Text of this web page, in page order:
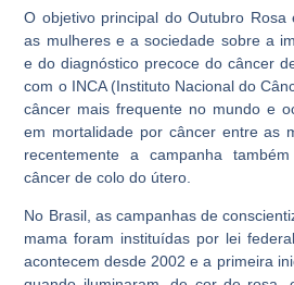
O objetivo principal do Outubro Rosa
as mulheres e a sociedade sobre a
e do diagnóstico precoce do câncer
com o INCA (Instituto Nacional do
câncer mais frequente no mundo e
em mortalidade por câncer entre as
recentemente a campanha
câncer de colo do útero.
No Brasil, as campanhas de
mama foram instituídas por lei
acontecem desde 2002 e a primeira